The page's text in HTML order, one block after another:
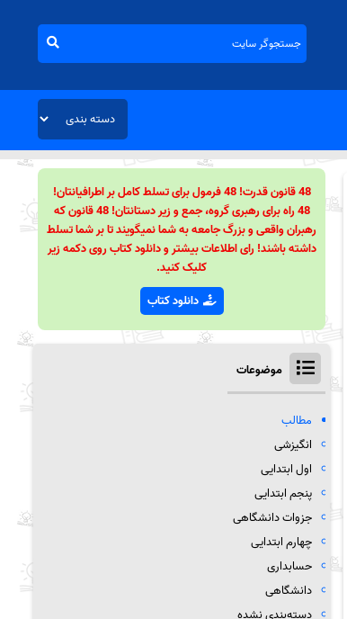
48 قانون قدرت! 48 فرمول برای تسلط کامل بر اطرافیانتان!
48 راه برای رهبری گروه، جمع و زیر دستانتان! 48 قانون که
رهبران واقعی و بزرگ جامعه به شما نمیگویند تا بر شما تسلط
داشته باشند! رای اطلاعات بیشتر و دانلود کتاب روی دکمه زیر
کلیک کنید.
دانلود کتاب
موضوعات
مطالب
انگیزشی
اول ابتدایی
پنجم ابتدایی
جزوات دانشگاهی
چهارم ابتدایی
حسابداری
دانشگاهی
دسته‌بندی نشده